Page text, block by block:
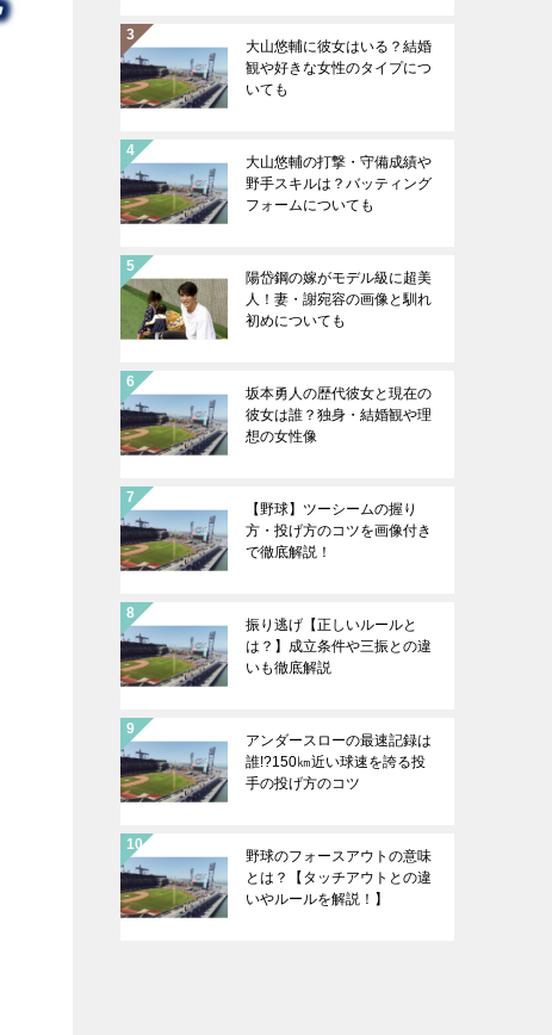
大山悠輔に彼女はいる？結婚
観や好きな女性のタイプにつ
いても
大山悠輔の打撃・守備成績や
野手スキルは？バッティング
フォームについても
陽岱鋼の嫁がモデル級に超美
人！妻・謝宛容の画像と馴れ
初めについても
坂本勇人の歴代彼女と現在の
彼女は誰？独身・結婚観や理
想の女性像
【野球】ツーシームの握り
方・投げ方のコツを画像付き
で徹底解説！
振り逃げ【正しいルールと
は？】成立条件や三振との違
いも徹底解説
アンダースローの最速記録は
誰!?150㎞近い球速を誇る投
手の投げ方のコツ
野球のフォースアウトの意味
とは？【タッチアウトとの違
いやルールを解説！】